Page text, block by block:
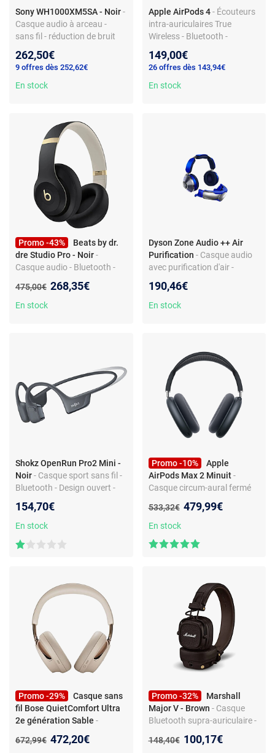
Sony WH1000XM5SA - Noir-
Casque audio à arceau -
sans fil - réduction de bruit
262,50€
9 offres dès 252,62€
En stock
Apple AirPods 4 - Écouteurs
intra-auriculaires True
Wireless - Bluetooth -
Autonomie 5 + 25 h - Boîtier
de charge USB-C
149,00€
26 offres dès 143,94€
En stock
Promo -43%
Beats by dr.
dre Studio Pro - Noir-
Casque audio - Bluetooth -
surround - télécommande
Ancien prix :
475,00€ Nouveau prix :
268,35€
En stock
Dyson Zone Audio ++ Air
Purification - Casque audio
avec purification d'air -
performance
190,46€
En stock
Shokz OpenRun Pro2 Mini -
Noir- Casque sport sans fil -
Bluetooth - Design ouvert -
154,70€
En stock
Promo -10%
Apple
AirPods Max 2 Minuit -
Casque circum-aural fermé
active - Traduction en direct -
Bluetooth 5.3 - Commandes
Autonomie 20h
Ancien prix :
533,32€ Nouveau prix :
479,99€
En stock
Promo -29%
Casque sans
fil Bose QuietComfort Ultra
2e génération Sable -
sans fil Bluetooth Bose
Ancien prix :
672,99€ Nouveau prix :
472,20€
Promo -32%
Marshall
Major V - Brown - Casque
Bluetooth supra-auriculaire -
Ancien prix :
148,40€ Nouveau prix :
100,17€